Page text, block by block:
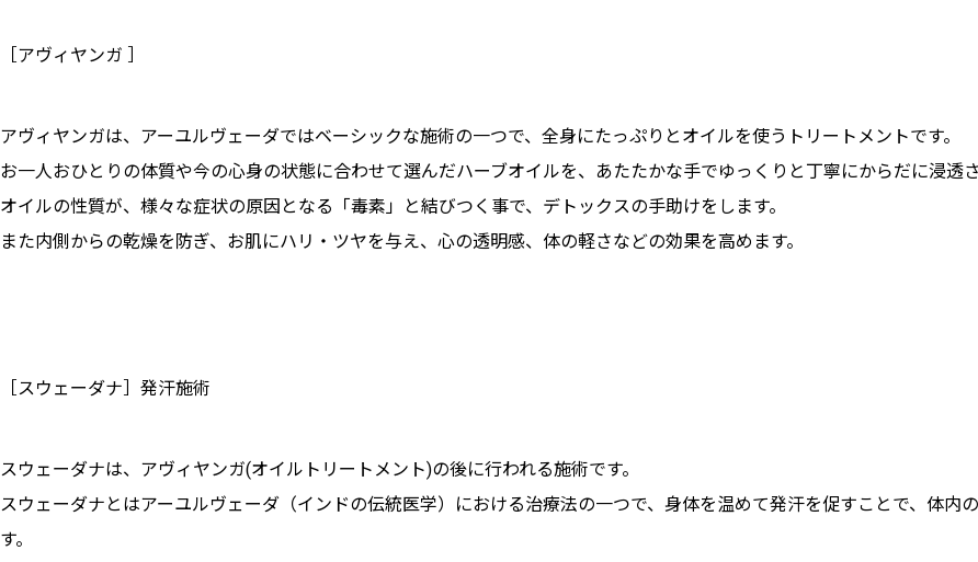
［アヴィヤンガ ］
アヴィヤンガは、アーユルヴェーダではベーシックな施術の一つで、全身にたっぷりとオイルを使うトリートメントです。
お一人おひとりの体質や今の心身の状態に合わせて選んだハーブオイルを、あたたかな手でゆっくりと丁寧にからだに浸透さ
オイルの性質が、様々な症状の原因となる「毒素」と結びつく事で、デトックスの手助けをします。
また内側からの乾燥を防ぎ、お肌にハリ・ツヤを与え、心の透明感、体の軽さなどの効果を高めます。
［スウェーダナ］発汗施術
スウェーダナは、アヴィヤンガ(オイルトリートメント)の後に行われる施術です。
スウェーダナとはアーユルヴェーダ（インドの伝統医学）における治療法の一つで、身体を温めて発汗を促すことで、体内
す。